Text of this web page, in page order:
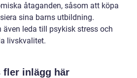
åtaganden, såsom att köpa
sina barns utbildning.
leda till psykisk stress och
livskvalitet.
fler inlägg här